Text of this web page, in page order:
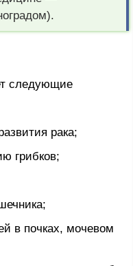
следующие
рака;
грибков;
в почках, мочевом